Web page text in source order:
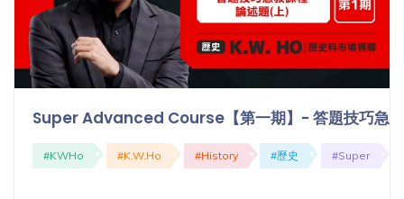
Super Advanced Course【第一期】- 答題技巧急
#KWHo #K.W.Ho #History #歷史 #Super